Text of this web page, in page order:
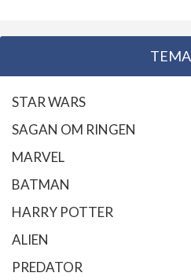
STAR WARS
SAGAN OM RINGEN
MARVEL
BATMAN
HARRY POTTER
ALIEN
PREDATOR